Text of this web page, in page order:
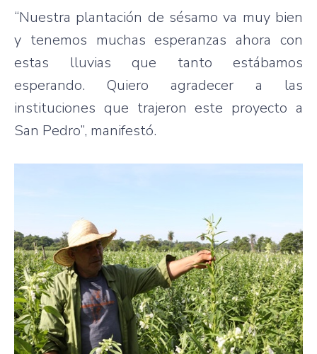
“Nuestra plantación de sésamo va muy bien
y tenemos muchas esperanzas ahora con
estas lluvias que tanto estábamos
esperando. Quiero agradecer a las
instituciones que trajeron este proyecto a
San Pedro”, manifestó.